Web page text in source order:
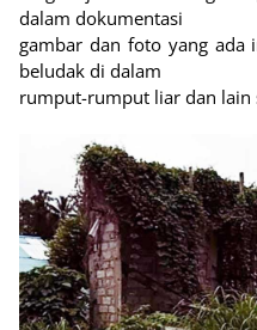
dalam dokumentasi
gambar dan foto yang ada
beludak di dalam
rumput-rumput liar dan lain